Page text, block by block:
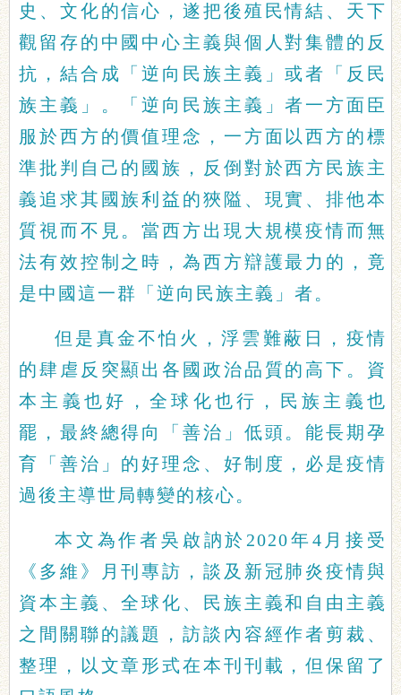
史、文化的信心，遂把後殖民情結、天下
觀留存的中國中心主義與個人對集體的反
抗，結合成「逆向民族主義」或者「反民
族主義」。「逆向民族主義」者一方面臣
服於西方的價值理念，一方面以西方的標
準批判自己的國族，反倒對於西方民族主
義追求其國族利益的狹隘、現實、排他本
質視而不見。當西方出現大規模疫情而無
法有效控制之時，為西方辯護最力的，竟
是中國這一群「逆向民族主義」者。
但是真金不怕火，浮雲難蔽日，疫情
的肆虐反突顯出各國政治品質的高下。資
本主義也好，全球化也行，民族主義也
罷，最終總得向「善治」低頭。能長期孕
育「善治」的好理念、好制度，必是疫情
過後主導世局轉變的核心。
本文為作者吳啟訥於2020年4月接受
《多維》月刊專訪，談及新冠肺炎疫情與
資本主義、全球化、民族主義和自由主義
之間關聯的議題，訪談內容經作者剪裁、
整理，以文章形式在本刊刊載，但保留了